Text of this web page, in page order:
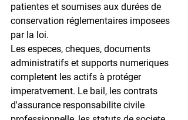
patientes et soumises aux durées de
conservation réglementaires imposees
par la loi.
Les especes, cheques, documents
administratifs et supports numeriques
completent les actifs à protéger
imperatvement. Le bail, les contrats
d'assurance responsabilite civile